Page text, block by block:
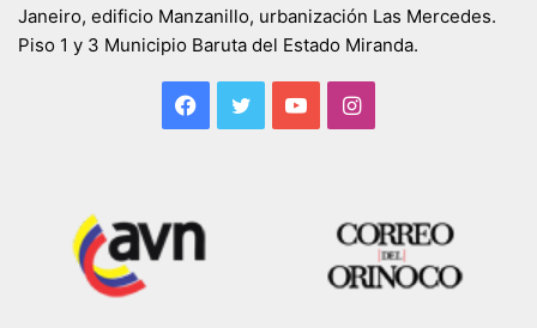
Janeiro, edificio Manzanillo, urbanización Las Mercedes.
Piso 1 y 3 Municipio Baruta del Estado Miranda.
Facebook
TwitterYouTubeInstagram